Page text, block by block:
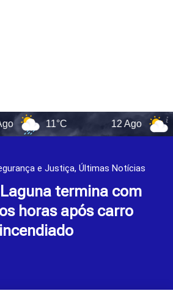
11°C 12°C
e Justiça, Últimas Notícias
termina com
horas após carro
incendiado